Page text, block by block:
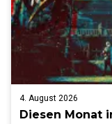
4. August 2026
Diesen Monat